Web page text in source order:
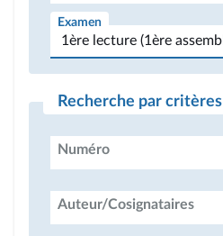
Examen
Recherche par critères
Numéro
Auteur/Cosignataires